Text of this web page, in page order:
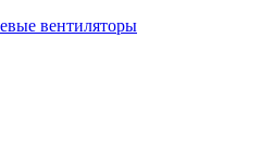
вентиляторы